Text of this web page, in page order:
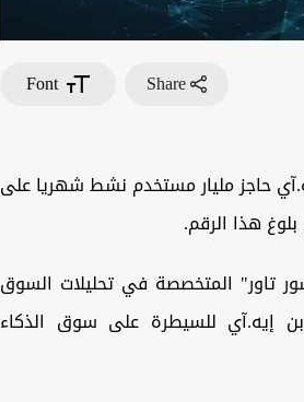
Share
Font
حاجز مليار مستخدم نشط شهريا على
هذا الرقم.
تاور" المتخصصة في تحليلات السوق
إيه.آي للسيطرة على سوق الذكاء